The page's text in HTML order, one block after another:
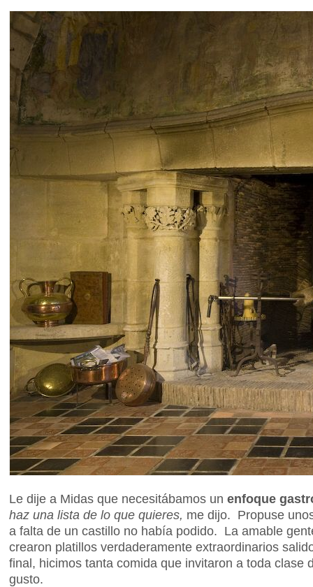
Le dije a Midas que necesitábamos un enfoque
haz una lista de lo que quieres, me dijo. Propuse
a falta de un castillo no había podido. La amable
crearon platillos verdaderamente extraordinarios
final, hicimos tanta comida que invitaron a toda
gusto.